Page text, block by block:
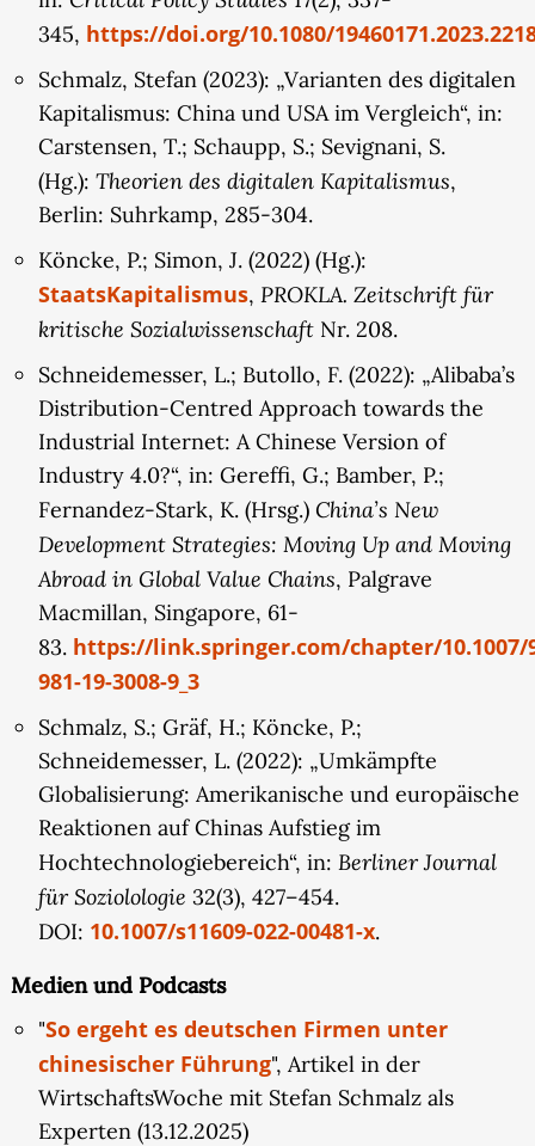
345, https://doi.org/10.1080/
Schmalz, Stefan (2023): „Varianten des digitalen
Kapitalismus: China und USA im Vergleich“, in:
Carstensen, T.; Schaupp, S.; Sevignani, S.
(Hg.): Theorien des digitalen Kapitalismus,
Berlin: Suhrkamp, 285-304.
Köncke, P.; Simon, J. (2022) (Hg.):
StaatsKapitalismus, PROKLA. Zeitschrift für
kritische SozialwissenschaftNr. 208.
Schneidemesser, L.; Butollo, F. (2022): „Alibaba’s
Distribution-Centred Approach towards the
Industrial Internet: A Chinese Version of
Industry 4.0?“, in: Gereffi, G.; Bamber, P.;
Fernandez-Stark, K. (Hrsg.) China’s New
Development Strategies: Moving Up and Moving
Abroad in Global Value Chains, Palgrave
Macmillan, Singapore, 61-
83. https://link.springer.com/chapter/10.1007/
981-19-3008-9_3
Schmalz, S.; Gräf, H.; Köncke, P.;
Schneidemesser, L. (2022): „Umkämpfte
Globalisierung: Amerikanische und europäische
Reaktionen auf Chinas Aufstieg im
Hochtechnologiebereich“, in: Berliner Journal
für Soziolologie 32(3), 427–454.
DOI: 10.1007/s11609-022-00481-x.
Medien und Podcasts
"So ergeht es deutschen Firmen unter
chinesischer Führung", Artikel in der
WirtschaftsWoche mit Stefan Schmalz als
Experten (13.12.2025)